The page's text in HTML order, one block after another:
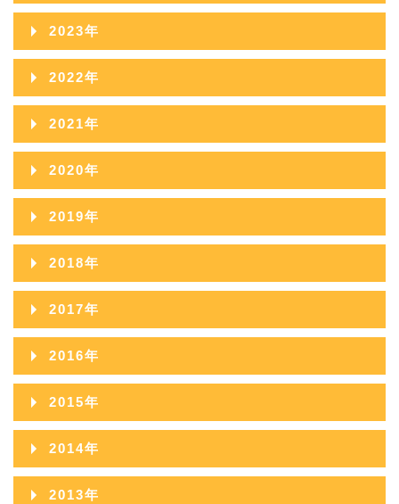
2024年12月
2024年11月
2024年10月
2024年09月
2024年08月
2024年07月
2024年06月
2024年05月
2024年03月
2024年02月
2024年01月
2023年
2023年12月
2023年11月
2023年10月
2023年09月
2023年08月
2023年07月
2023年06月
2023年05月
2023年03月
2023年02月
2023年01月
2022年
2022年12月
2022年11月
2022年10月
2022年09月
2022年08月
2022年07月
2022年06月
2022年05月
2022年03月
2022年02月
2021年
2021年12月
2021年11月
2021年10月
2021年09月
2021年08月
2021年07月
2021年06月
2021年05月
2021年03月
2020年
2020年12月
2020年11月
2020年10月
2020年09月
2020年08月
2020年07月
2020年06月
2020年05月
2019年
2019年12月
2019年11月
2019年10月
2019年09月
2019年08月
2019年07月
2019年06月
2018年
2018年12月
2018年11月
2018年10月
2018年09月
2018年08月
2018年07月
2017年
2017年12月
2017年11月
2017年10月
2017年09月
2017年08月
2016年
2016年12月
2016年11月
2016年10月
2015年
2015年12月
2015年11月
2014年
2014年12月
2013年